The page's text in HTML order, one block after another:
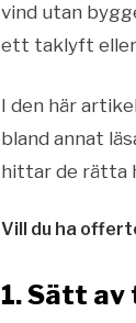
vind utan
ett taklyft
I den här
bland annat
hittar de rätta
Vill du ha
1. Sätt av